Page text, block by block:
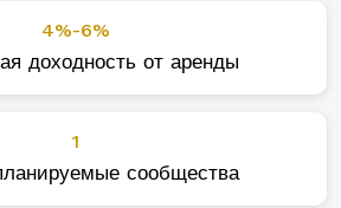
4%-6%
доходность от аренды
1
сообщества